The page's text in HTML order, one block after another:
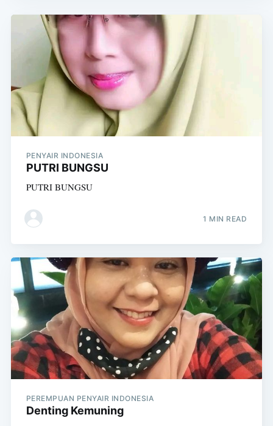
PENYAIR INDONESIA
PUTRI BUNGSU
PUTRI BUNGSU
1 MIN READ
PEREMPUAN PENYAIR INDONESIA
Denting Kemuning